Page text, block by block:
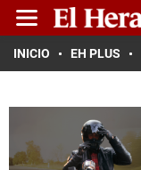
INICIO EH PLUS